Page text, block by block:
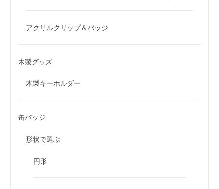
アクリルクリップ＆バッジ
木製グッズ
木製キーホルダー
缶バッジ
形状で選ぶ
円形